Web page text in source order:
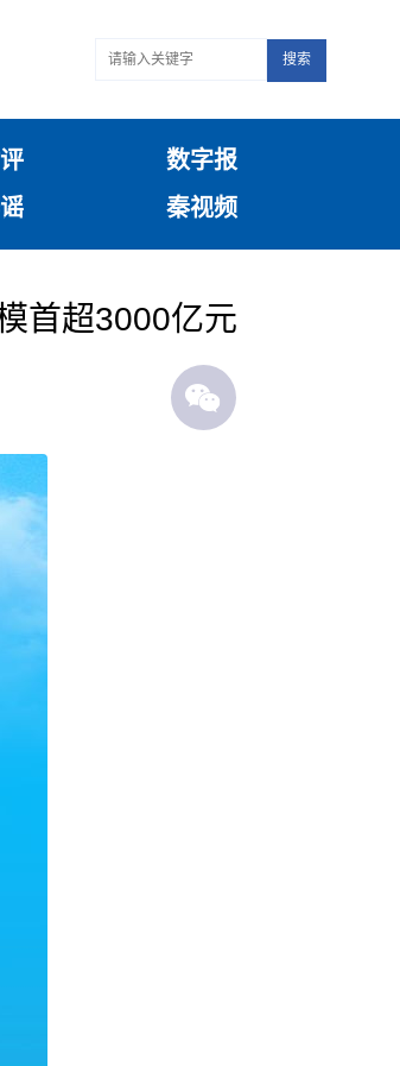
搜索
数字报
秦视频
首超3000亿元